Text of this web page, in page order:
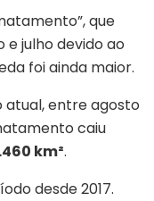
que
julho devido ao
foi ainda maior.
atual, entre agosto
caiu
km².
desde 2017.